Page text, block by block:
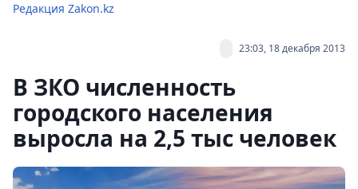
Редакция Zakon.kz
23:03, 18 декабря 2013
В ЗКО численность
городского населения
выросла на 2,5 тыс человек